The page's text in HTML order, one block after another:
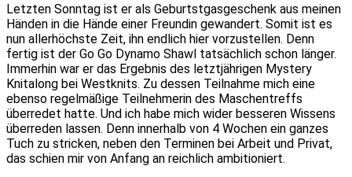
Letzten Sonntag ist er als Geburtstgasgeschenk aus meinen
Händen in die Hände einer Freundin gewandert. Somit ist es
nun allerhöchste Zeit, ihn endlich hier vorzustellen. Denn
fertig ist der Go Go Dynamo Shawl tatsächlich schon länger.
Immerhin war er das Ergebnis des letztjährigen Mystery
Knitalong bei Westknits. Zu dessen Teilnahme mich eine
ebenso regelmäßige Teilnehmerin des Maschentreffs
überredet hatte. Und ich habe mich wider besseren Wissens
überreden lassen. Denn innerhalb von 4 Wochen ein ganzes
Tuch zu stricken, neben den Terminen bei Arbeit und Privat,
das schien mir von Anfang an reichlich ambitioniert.